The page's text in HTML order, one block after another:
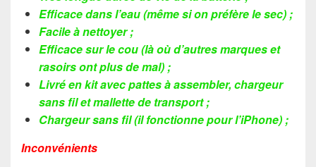
Efficace dans l’eau (même si on préfère le sec) ;
Facile à nettoyer ;
Efficace sur le cou (là où d’autres marques et
rasoirs ont plus de mal) ;
Livré en kit avec pattes à assembler, chargeur
sans fil et mallette de transport ;
Chargeur sans fil (il fonctionne pour l’iPhone) ;
Inconvénients